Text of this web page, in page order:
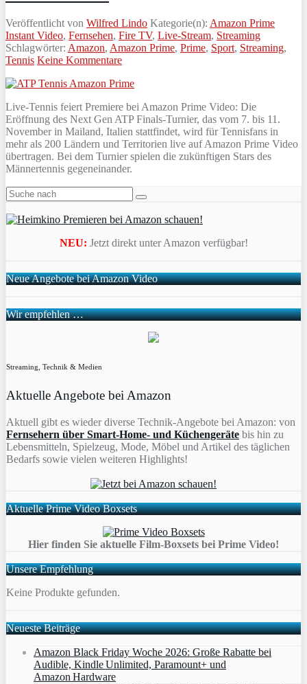
Veröffentlicht von Wilfred Lindo Kategorie(n): Amazon Prime
Instant Video, Fernsehen, Fire TV, Live-Stream, Streaming
Schlagwörter: Amazon, Amazon Prime, Prime, Sport, Streaming,
Tennis Keine Kommentare
Live-Tennis feiert Premiere bei Amazon Prime Video: Die
Eröffnung des Next Gen ATP Finals-Turnier, das vom 7. bis 11.
November in Mailand, Italien stattfindet, wird für Tennisfans in
mehr als 200 Ländern und Territorien live auf Amazon Prime Video
übertragen. Bei dem Turnier spielen die zukünftigen Stars des
Männertennis gegeneinander.
NEU: Jetzt direkt unter Amazon verfügbar!
Neue Angebote bei Amazon Video
Wir empfehlen …
Streaming, Technik & Medien
Aktuelle Angebote bei Amazon
Aktuell gibt es wieder diverse Technik-Angebote bei Amazon: von
Fernsehern über Smart-Home- und Küchengeräte bis hin zu
Lebensmitteln, Spielzeug, Mode, Möbel und Artikel des täglichen
Bedarfs sowie vielen weiteren Highlights!
Aktuelle Prime Video Boxsets
Hier finden Sie aktuelle Film-Boxsets bei Prime Video!
Unsere Empfehlung
Keine Produkte gefunden.
Neueste Beiträge
Amazon Black Friday Woche 2026: Große Rabatte bei
Audible, Kindle Unlimited, Paramount+ und
Amazon Hardware